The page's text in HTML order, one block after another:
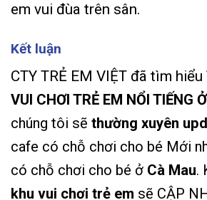
em vui đùa trên sân.
Kết luận
CTY TRẺ EM VIỆT đã tìm hiểu
VUI CHƠI TRẺ EM NỔI TIẾNG
chúng tôi sẽ thường xuyên
cafe có chỗ chơi cho bé Mới
có chỗ chơi cho bé ở Cà Mau.
khu vui chơi trẻ em sẽ CẬP